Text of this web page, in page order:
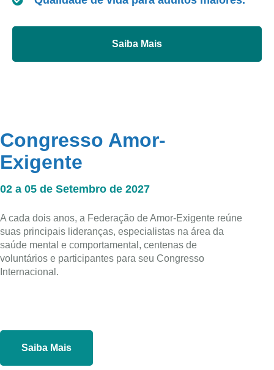
Saiba Mais
Congresso Amor-
Exigente
02 a 05 de Setembro de 2027
A cada dois anos, a Federação de Amor-Exigente reúne
suas principais lideranças, especialistas na área da
saúde mental e comportamental, centenas de
voluntários e participantes para seu Congresso
Internacional.
Saiba Mais